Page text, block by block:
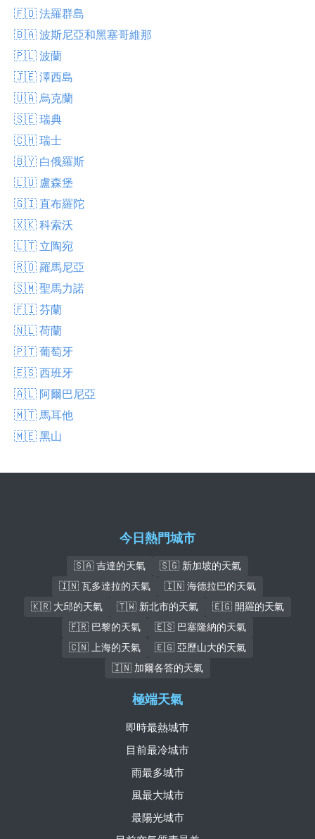
🇫🇴 法羅群島
🇧🇦 波斯尼亞和黑塞哥維那
🇵🇱 波蘭
🇯🇪 澤西島
🇺🇦 烏克蘭
🇸🇪 瑞典
🇨🇭 瑞士
🇧🇾 白俄羅斯
🇱🇺 盧森堡
🇬🇮 直布羅陀
🇽🇰 科索沃
🇱🇹 立陶宛
🇷🇴 羅馬尼亞
🇸🇲 聖馬力諾
🇫🇮 芬蘭
🇳🇱 荷蘭
🇵🇹 葡萄牙
🇪🇸 西班牙
🇦🇱 阿爾巴尼亞
🇲🇹 馬耳他
🇲🇪 黑山
今日熱門城市
🇸🇦 吉達的天氣
🇸🇬 新加坡的天氣
🇮🇳 瓦多達拉的天氣
🇮🇳 海德拉巴的天氣
🇰🇷 大邱的天氣
🇹🇼 新北市的天氣
🇪🇬 開羅的天氣
🇫🇷 巴黎的天氣
🇪🇸 巴塞隆納的天氣
🇨🇳 上海的天氣
🇪🇬 亞歷山大的天氣
🇮🇳 加爾各答的天氣
極端天氣
即時最熱城市
目前最冷城市
雨最多城市
風最大城市
最陽光城市